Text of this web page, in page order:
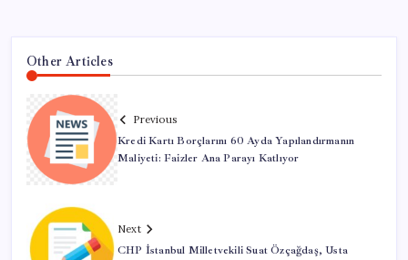
Other Articles
Previous
Kredi Kartı Borçlarını 60 Ayda Yapılandırmanın
Maliyeti: Faizler Ana Parayı Katlıyor
Next
CHP İstanbul Milletvekili Suat Özçağdaş, Usta